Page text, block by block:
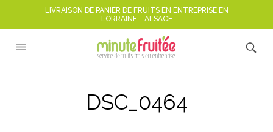
LIVRAISON DE PANIER DE FRUITS EN ENTREPRISE EN
LORRAINE - ALSACE
DSC_0464